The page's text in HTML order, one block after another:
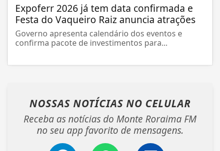
Expoferr 2026 já tem data confirmada e
Festa do Vaqueiro Raiz anuncia atrações
Governo apresenta calendário dos eventos e
confirma pacote de investimentos para...
NOSSAS NOTÍCIAS NO CELULAR
Receba as notícias do Monte Roraima FM
no seu app favorito de mensagens.